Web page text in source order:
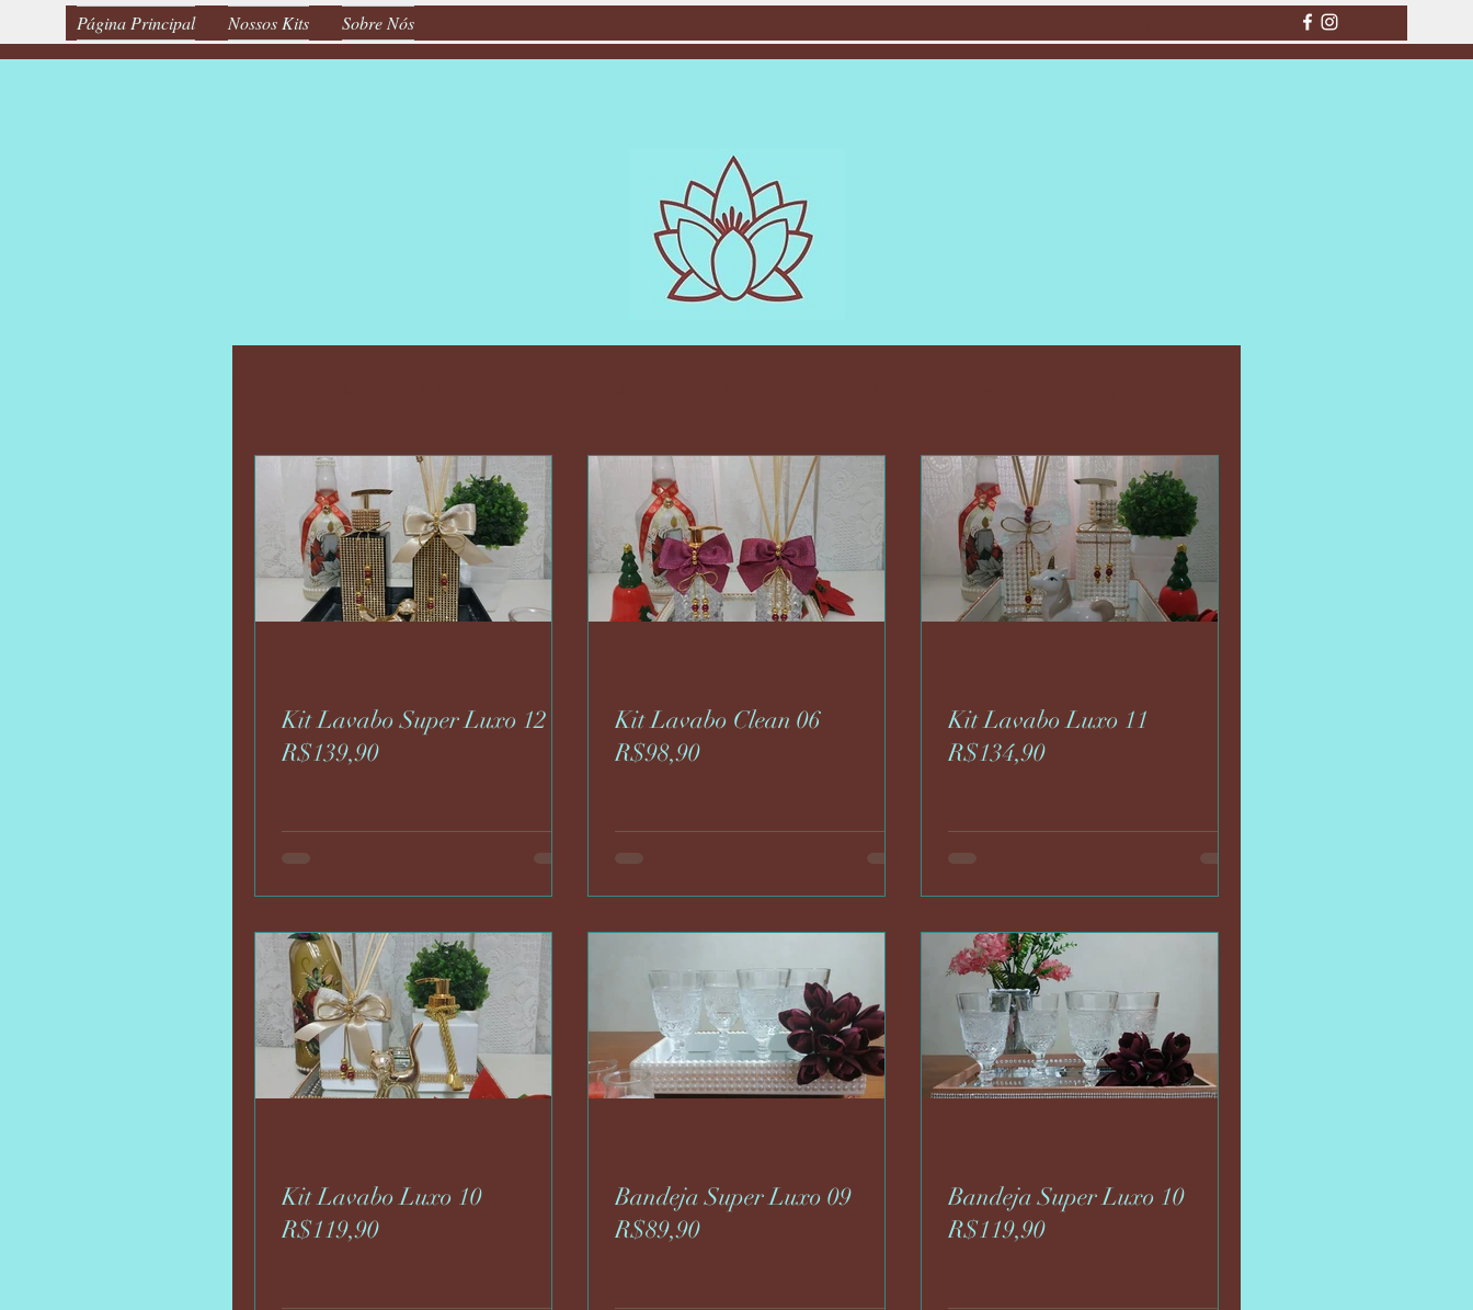
Página Principal Nossos Kits Sobre Nós
Kit Lavabo Super Luxo 12
R$139,90
Kit Lavabo Clean 06
R$98,90
Kit Lavabo Luxo 11
R$134,90
Kit Lavabo Luxo 10
R$119,90
Bandeja Super Luxo 09
R$89,90
Bandeja Super Luxo 10
R$119,90